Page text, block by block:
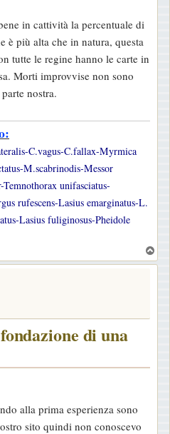
in cattività la percentuale di
è più alta che in natura, questa
tutte le regine hanno le carte in
Morti improvvise non sono
nostra.
C.vagus-C.fallax-Myrmica
M.scabrinodis-Messor
unifasciatus-
rufescens-Lasius emarginatus-L.
Lasius fuliginosus-Pheidole
o
di una
alla prima esperienza sono
sito quindi non conoscevo